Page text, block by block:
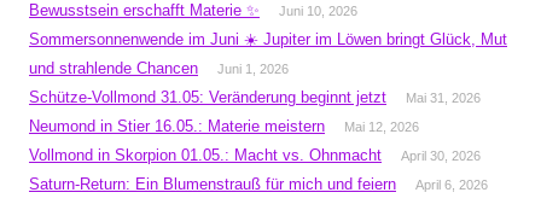
Bewusstsein erschafft Materie ✨
Juni 10, 2026
Sommersonnenwende im Juni ☀️ Jupiter im Löwen bringt Glück, Mut
und strahlende Chancen
Juni 1, 2026
Schütze-Vollmond 31.05: Veränderung beginnt jetzt Mai 31, 2026
Neumond in Stier 16.05.: Materie meistern Mai 12, 2026
Vollmond in Skorpion 01.05.: Macht vs. Ohnmacht April 30, 2026
Saturn-Return: Ein Blumenstrauß für mich und feiern April 6, 2026